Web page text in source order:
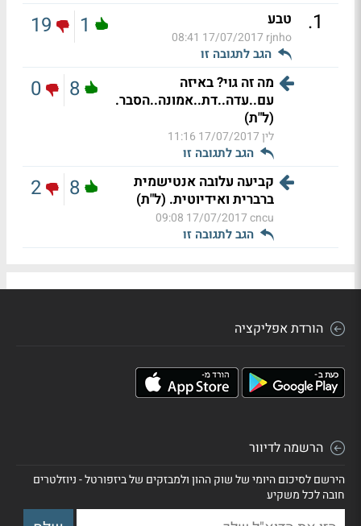
1
. טבע
rjnho
17/07/2017 08:41
הגב לתגובה זו
1
19
מה זה גוי? באיזה
עם..עדה..דת..אמונה..הסבר.
(ל"ת)
לין17/07/2017 11:16
הגב לתגובה זו
8
0
קביעה עלובה אנטישמית
ברברית ואידיוטית. (ל"ת)
cncu
17/07/2017 09:08
הגב לתגובה זו
8
2
הורדת אפליקציה
הרשמה לדיוור
הירשם לסיכום היומי של שוק ההון ולמבזקים של ביזפורטל - ניוזלטרים
חובה לכל משקיע